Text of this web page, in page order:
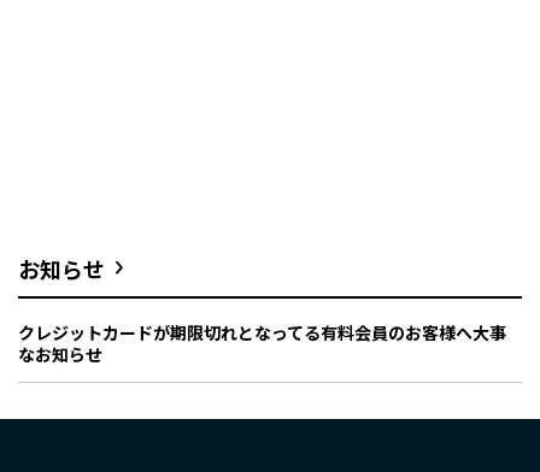
お知らせ
クレジットカードが期限切れとなってる有料会員のお客様へ大事
なお知らせ